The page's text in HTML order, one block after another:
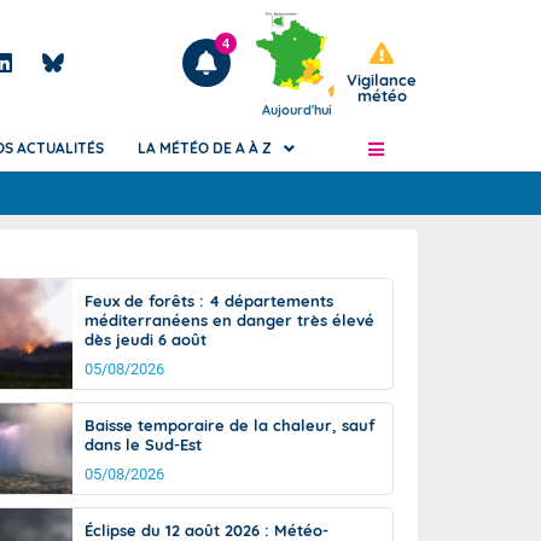
Articles
4
Aujourd'hui
Vigilance
météo
de
Phénomènes dangereux de J+2 à J+7
Avertissement pluies intenses à l'échelle
des communes (Apic)
Bulletins Marine
Bulletins d'estimation du risque
d'avalanche
Météo des forêts
Vigicrues
ACTUALITÉS LA MÉTÉO DE A À Z
Feux de forêts : 4 départements
méditerranéens en danger très élevé
dès jeudi 6 août
05/08/2026
Baisse temporaire de la chaleur, sauf
dans le Sud-Est
05/08/2026
Éclipse du 12 août 2026 : Météo-